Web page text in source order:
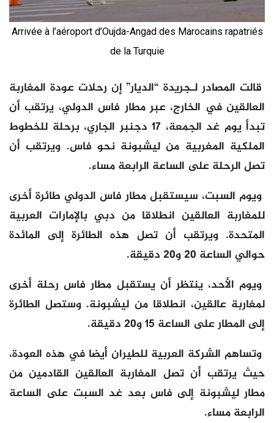
Arrivée à l’aéroport d’Oujda-Angad des Marocains rapatriés
de la Turquie
قالت المصادر لـجريدة “الديار” إن رحلات عودة المغاربة
العالقين في الخارج، عبر مطار فاس الدولي، يرتقب أن
تبدأ يوم غد الجمعة، 17 دجنبر الجاري، برحلة للخطوط
الملكية المغربية من ليشبونة نحو فاس. ويرتقب أن
تصل الرحلة على الساعة الرابعة مساء.
ويوم السبت، سيستقبل مطار فاس الدولي طائرة أخرى
للمغاربة العالقين انطلاقا من دبي بالإمارات العربية
المتحدة. ويرتقب أن تصل هذه الطائرة إلى المائدة
حوالي الساعة 20 و20 دقيقة.
ويوم الأحد، ينتظر أن يستقبل مطار فاس رحلة أخرى
لمغاربة عالقين، انطلاقا من ليشبونة. وستصل الطائرة
إلى المطار على الساعة 15 و20 دقيقة.
وتساهم الشركة العربية للطيران أيضا في هذه العودة،
حيث يرتقب أن تصل المغاربة العالقين القادمين من
مطار ليشبونة إلى فاس بعد غد السبت على الساعة
الرابعة مساء.